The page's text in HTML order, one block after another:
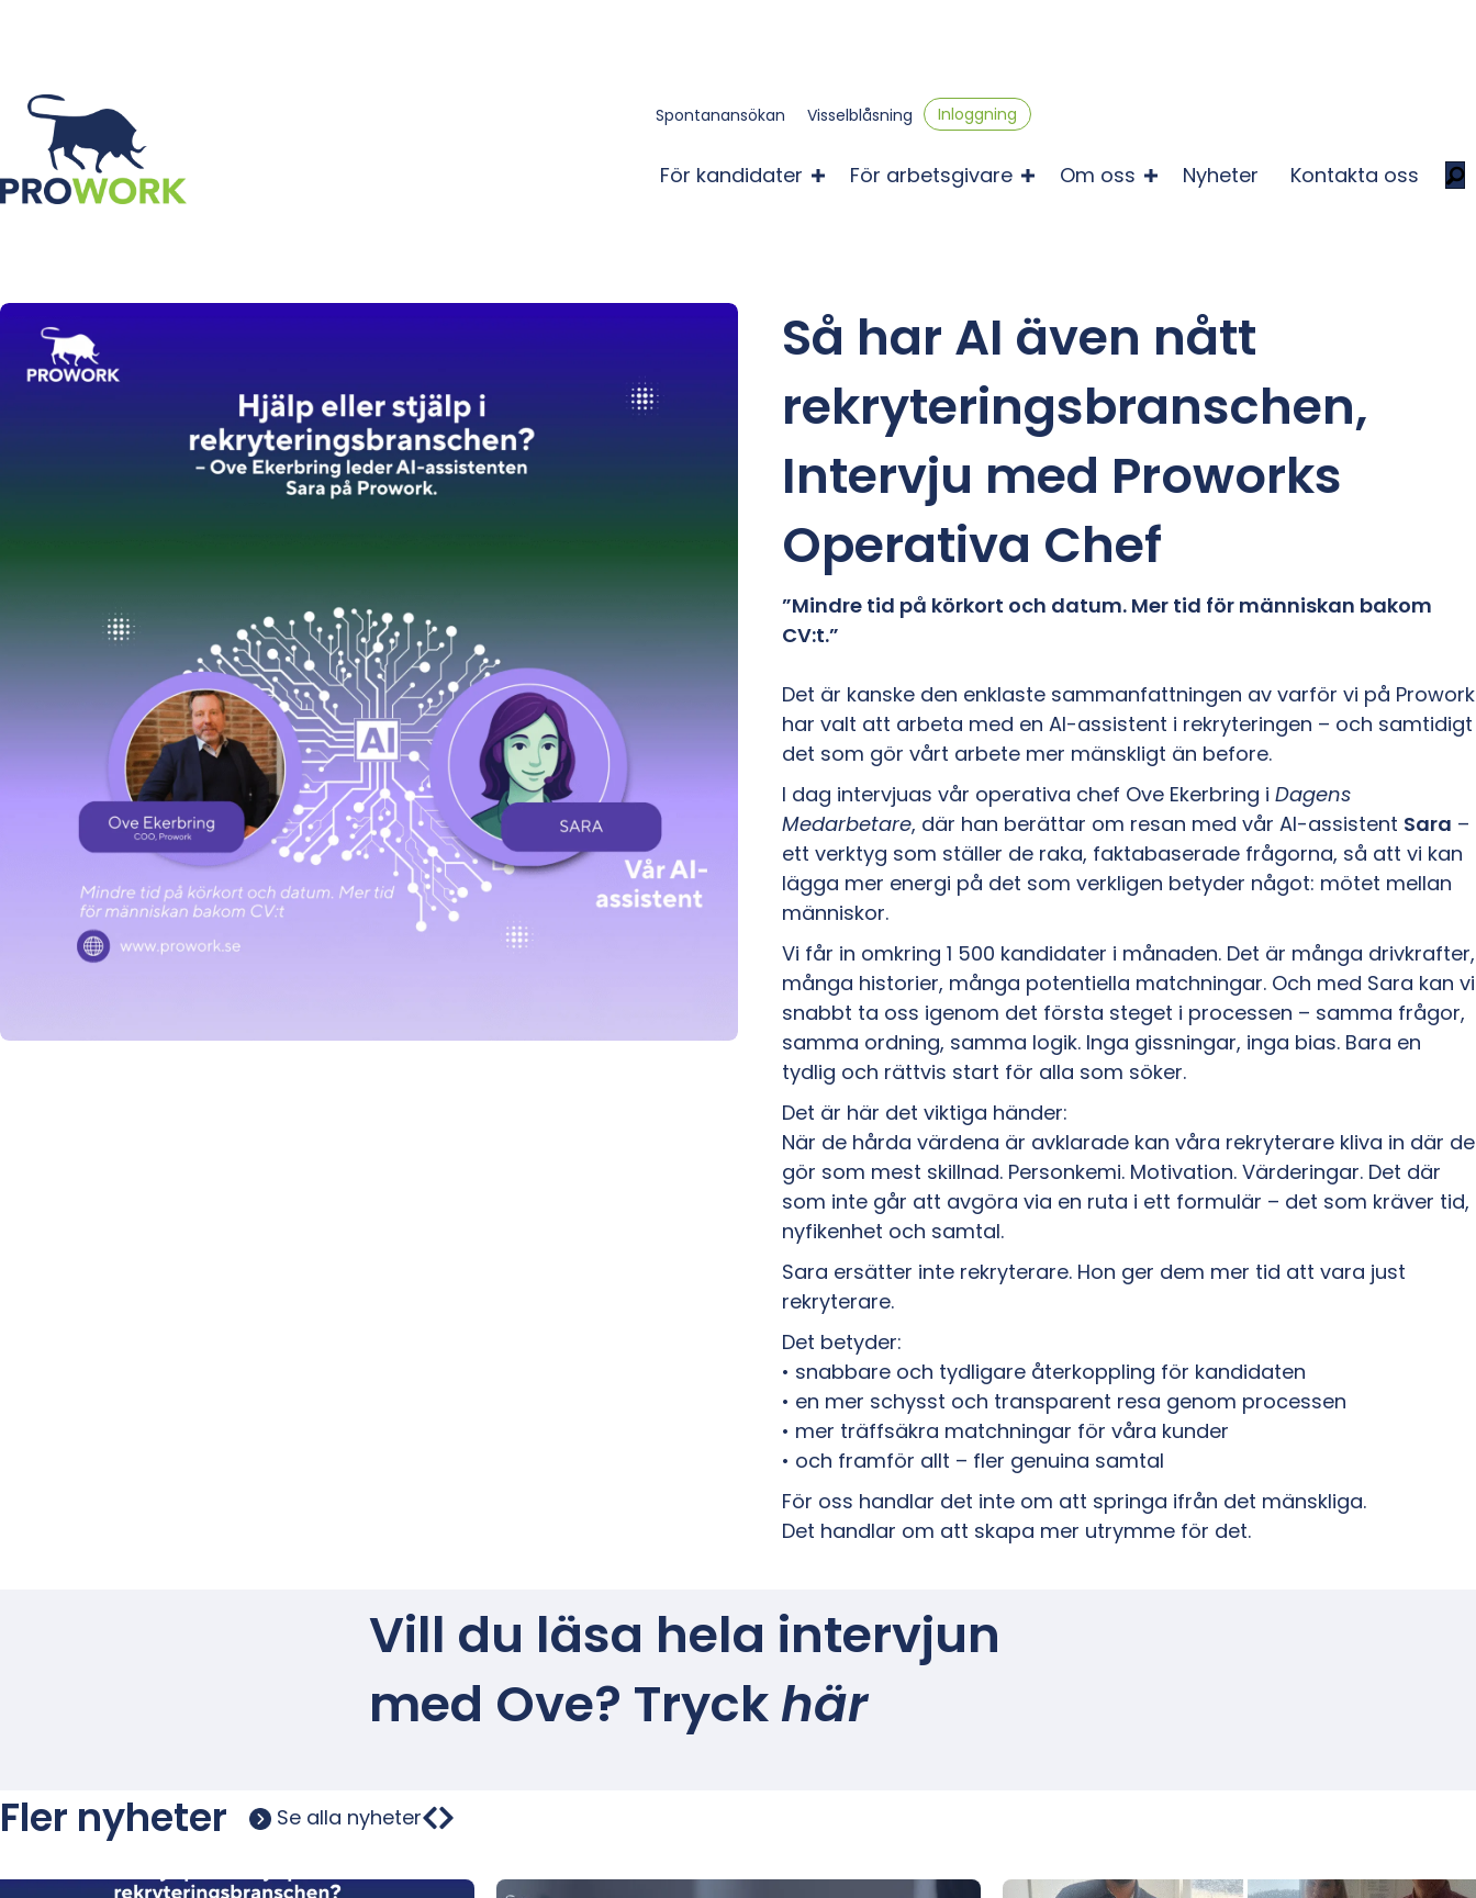
Spontanansökan Visselblåsning Inloggning
För kandidater För arbetsgivare Om oss Nyheter Kontakta oss
Så har AI även nått
rekryteringsbranschen,
Intervju med Proworks
Operativa Chef
”Mindre tid på körkort och datum. Mer tid för människan bakom
CV:t.”
Det är kanske den enklaste sammanfattningen av varför vi på Prowork
har valt att arbeta med en AI-assistent i rekryteringen – och samtidigt
det som gör vårt arbete mer mänskligt än before.
I dag intervjuas vår operativa chef Ove Ekerbring iDagens
Medarbetare, där han berättar om resan med vår AI-assistent Sara –
ett verktyg som ställer de raka, faktabaserade frågorna, så att vi kan
lägga mer energi på det som verkligen betyder något: mötet mellan
människor.
Vi får in omkring 1 500 kandidater i månaden. Det är många drivkrafter,
många historier, många potentiella matchningar. Och med Sara kan vi
snabbt ta oss igenom det första steget i processen – samma frågor,
samma ordning, samma logik. Inga gissningar, inga bias. Bara en
tydlig och rättvis start för alla som söker.
Det är här det viktiga händer:
När de hårda värdena är avklarade kan våra rekryterare kliva in där de
gör som mest skillnad. Personkemi. Motivation. Värderingar. Det där
som inte går att avgöra via en ruta i ett formulär – det som kräver tid,
nyfikenhet och samtal.
Sara ersätter inte rekryterare. Hon ger dem mer tid att vara just
rekryterare.
Det betyder:
• snabbare och tydligare återkoppling för kandidaten
• en mer schysst och transparent resa genom processen
• mer träffsäkra matchningar för våra kunder
• och framför allt – fler genuina samtal
För oss handlar det inte om att springa ifrån det mänskliga.
Det handlar om att skapa mer utrymme för det.
Vill du läsa hela intervjun
med Ove? Tryckhär
Fler nyheter Se alla nyheter